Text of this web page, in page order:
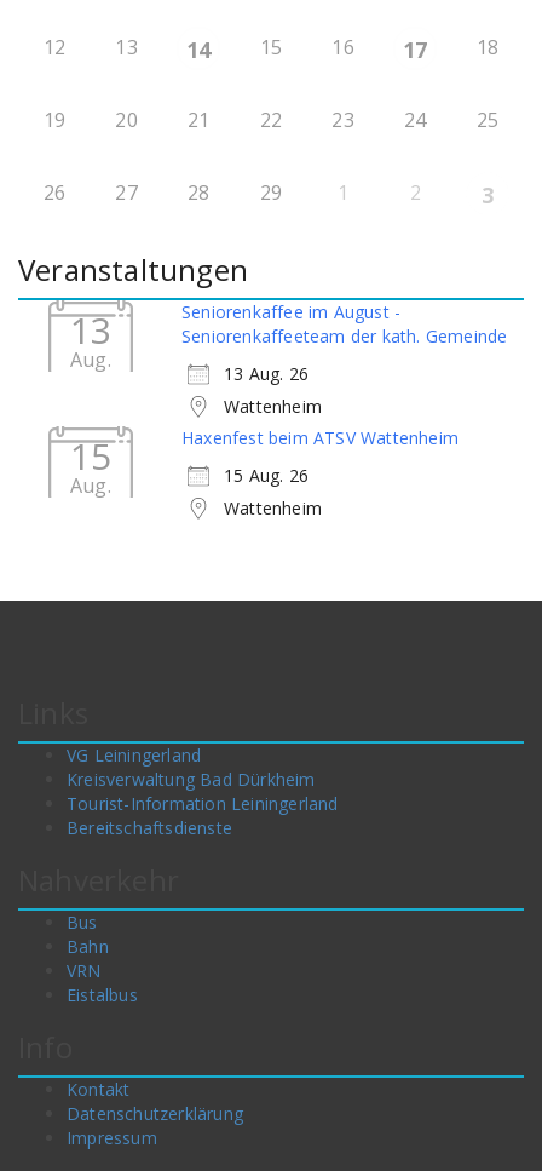
12 13 14 15 16 17 18
19 20 21 22 23 24 25
26 27 28 29 1 2 3
Veranstaltungen
13
Aug.
Seniorenkaffee im August -
Seniorenkaffeeteam der kath. Gemeinde
13 Aug. 26
Wattenheim
15
Aug.
Haxenfest beim ATSV Wattenheim
15 Aug. 26
Wattenheim
VG Leiningerland
Kreisverwaltung Bad Dürkheim
Tourist-Information Leiningerland
Bereitschaftsdienste
Bus
Bahn
VRN
Eistalbus
Kontakt
Datenschutzerklärung
Impressum